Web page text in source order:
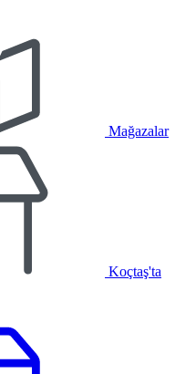
Mağazalar
Koçtaş'ta